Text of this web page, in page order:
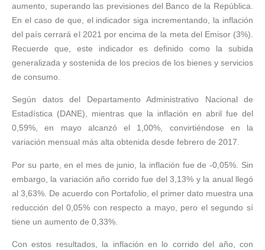
aumento, superando las previsiones del Banco de la República.
En el caso de que, el indicador siga incrementando, la inflación
del país cerrará el 2021 por encima de la meta del Emisor (3%).
Recuerde que, este indicador es definido como la subida
generalizada y sostenida de los precios de los bienes y servicios
de consumo.
Según datos del Departamento Administrativo Nacional de
Estadística (DANE), mientras que la inflación en abril fue del
0,59%, en mayo alcanzó el 1,00%, convirtiéndose en la
variación mensual más alta obtenida desde febrero de 2017.
Por su parte, en el mes de junio, la inflación fue de -0,05%. Sin
embargo, la variación año corrido fue del 3,13% y la anual llegó
al 3,63%. De acuerdo con Portafolio, el primer dato muestra una
reducción del 0,05% con respecto a mayo, pero el segundo sí
tiene un aumento de 0,33%.
Con estos resultados, la inflación en lo corrido del año, con